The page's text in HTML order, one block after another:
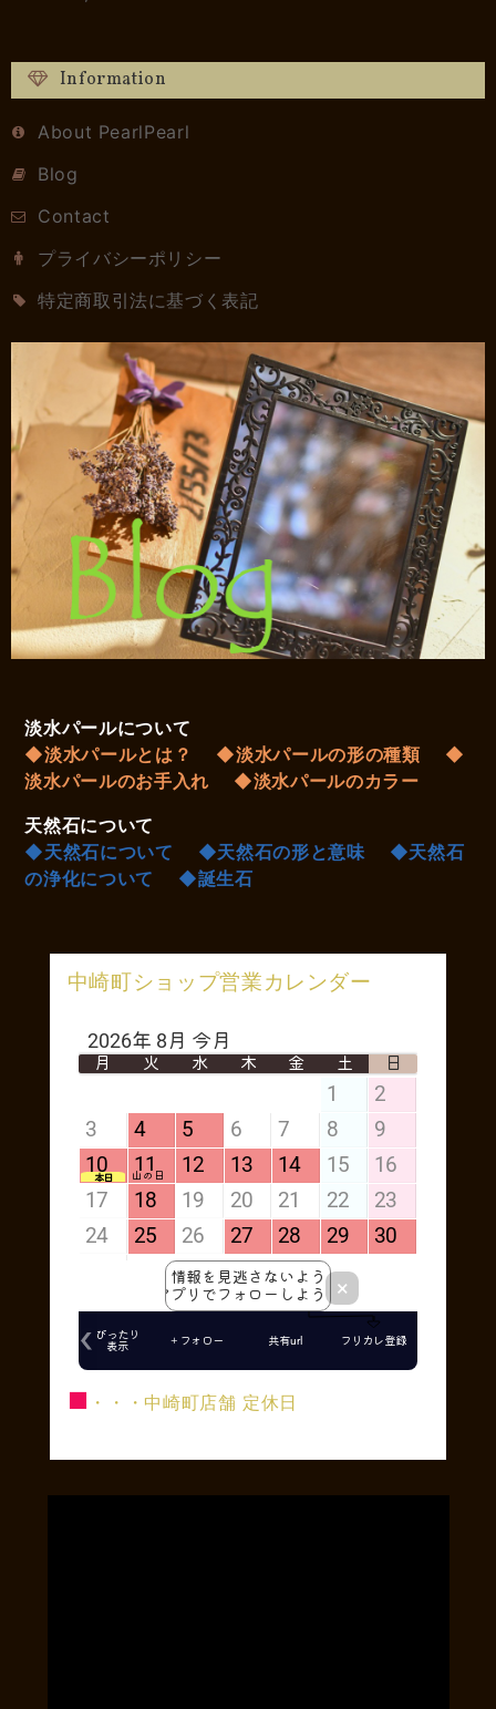
Information
About PearlPearl
Blog
Contact
プライバシーポリシー
特定商取引法に基づく表記
淡水パールについて
◆淡水パールとは？
◆淡水パールの形の種類
◆
淡水パールのお手入れ
◆淡水パールのカラー
天然石について
◆天然石について
◆天然石の形と意味
◆天然石
の浄化について
◆誕生石
中崎町ショップ営業カレンダー
■ ・・・中崎町店舗 定休日